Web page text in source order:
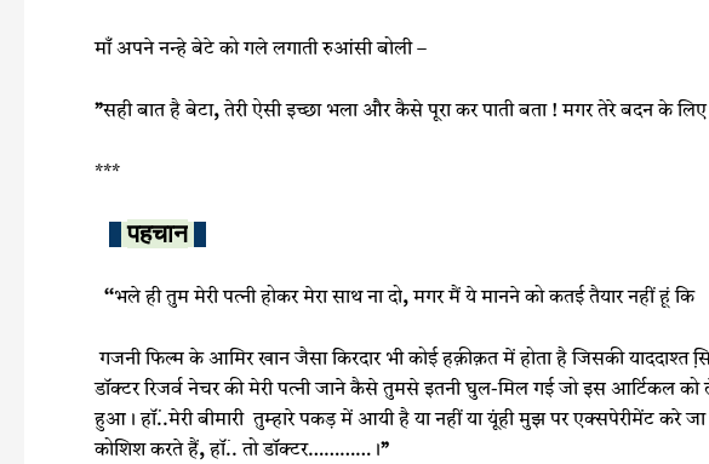
माँ अपने नन्हे बेटे को गले लगाती रुआंसी बोली –
”सही बात है बेटा,तेरी ऐसी इच्छा भला और कैसे पूरा कर पाती बता ! मगर तेरे बदन के लिए
***
पहचान
‘‘भले ही तुम मेरी पत्‍नी होकर मेरा साथ ना दो,मगर मैं ये मानने को कतई तैयार नहीं हूं कि
गजनी फिल्‍म के आमिर खान जैसा किरदार भी कोई हक़ीक़त में होता है जिसकी
डॉक्‍टर रिजर्व नेचर की मेरी पत्‍नी जाने कैसे तुमसे इतनी घुल-मिल गई जो इस आर्टिकल को
हुआ। हॉं..मेरी बीमारी तुम्‍हारे पकड़ में आयी है या नहीं या यूंही मुझ पर एक्‍सपेरीमेंट करे जा
कोशिश करते हैं,हॉं.. तो डॉक्‍टर…………।”